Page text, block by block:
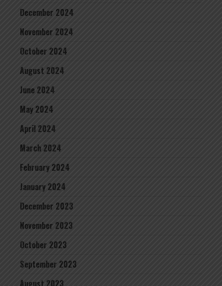
December 2024
November 2024
October 2024
August 2024
June 2024
May 2024
April 2024
March 2024
February 2024
January 2024
December 2023
November 2023
October 2023
September 2023